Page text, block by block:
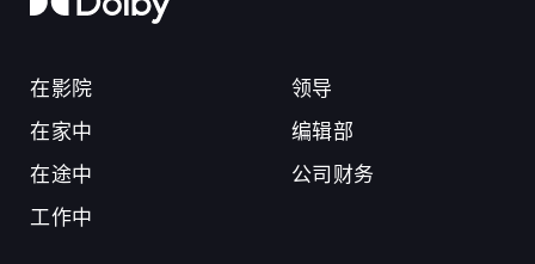
在影院
在家中
在途中
工作中
领导
编辑部
公司财务